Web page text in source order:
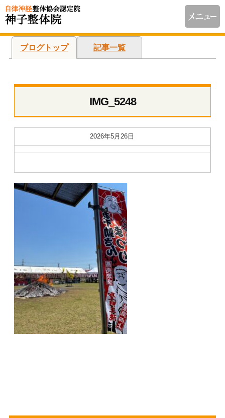
ブログトップ 記事一覧
IMG_5248
2026年5月26日